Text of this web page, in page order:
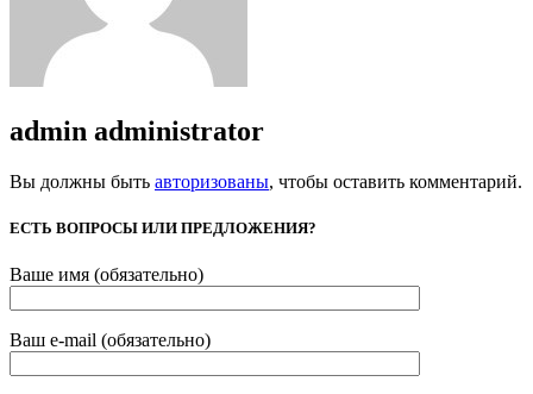
admin administrator
Вы должны быть авторизованы, чтобы оставить комментарий.
ЕСТЬ ВОПРОСЫ ИЛИ ПРЕДЛОЖЕНИЯ?
Ваше имя (обязательно)
Ваш e-mail (обязательно)